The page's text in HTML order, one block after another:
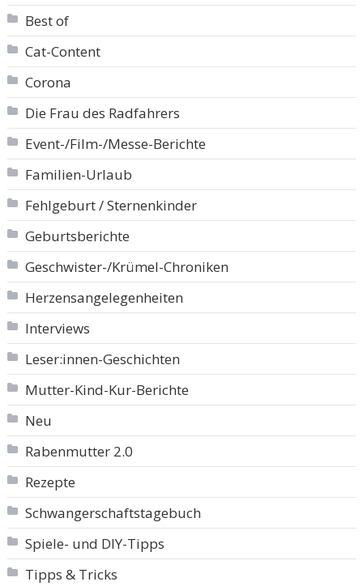
Best of
Cat-Content
Corona
Die Frau des Radfahrers
Event-/Film-/Messe-Berichte
Familien-Urlaub
Fehlgeburt / Sternenkinder
Geburtsberichte
Geschwister-/Krümel-Chroniken
Herzensangelegenheiten
Interviews
Leser:innen-Geschichten
Mutter-Kind-Kur-Berichte
Neu
Rabenmutter 2.0
Rezepte
Schwangerschaftstagebuch
Spiele- und DIY-Tipps
Tipps & Tricks